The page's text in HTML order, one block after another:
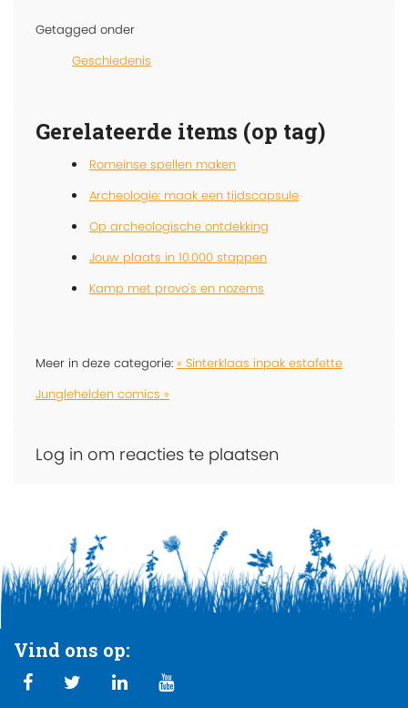
Getagged onder
Geschiedenis
Gerelateerde items (op tag)
Romeinse spellen maken
Archeologie: maak een tijdscapsule
Op archeologische ontdekking
Jouw plaats in 10.000 stappen
Kamp met provo's en nozems
Meer in deze categorie: « Sinterklaas inpak estafette
Junglehelden comics »
Log in om reacties te plaatsen
Vind ons op: